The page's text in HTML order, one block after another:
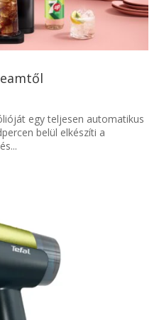
egy teljesen automatikus
belül elkészíti a